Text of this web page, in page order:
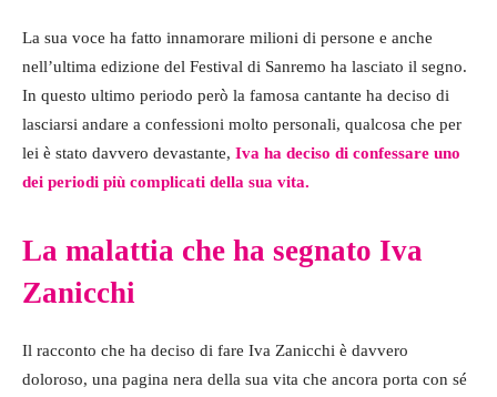
La sua voce ha fatto innamorare milioni di persone e anche
nell’ultima edizione del Festival di Sanremo ha lasciato il segno.
In questo ultimo periodo però la famosa cantante ha deciso di
lasciarsi andare a confessioni molto personali, qualcosa che per
lei è stato davvero devastante, Iva ha deciso di confessare uno
dei periodi più complicati della sua vita.
La malattia che ha segnato Iva
Zanicchi
Il racconto che ha deciso di fare Iva Zanicchi è davvero
doloroso, una pagina nera della sua vita che ancora porta con sé